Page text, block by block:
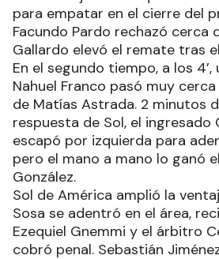
para empatar en el cierre del
Facundo Pardo rechazó cerca
Gallardo elevó el remate tras
En el segundo tiempo, a los
Nahuel Franco pasó muy
de Matías Astrada. 2 minutos
respuesta de Sol, el ingresado
escapó por izquierda para
pero el mano a mano lo ganó
González.
Sol de América amplió la
Sosa se adentró en el área,
Ezequiel Gnemmi y el árbitro
cobró penal. Sebastián